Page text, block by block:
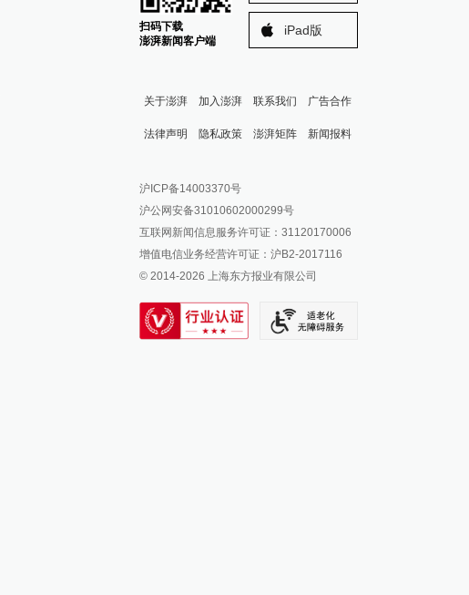
扫码下载
澎湃新闻客户端
iPad版
关于澎湃 加入澎湃 联系我们 广告合作
法律声明 隐私政策 澎湃矩阵
澎湃新闻公众号
澎湃新闻抖音号
派生万物开放平台
IP SHANGHAI
SIXTH TONE
新闻报料
报料邮箱: news@thepaper.cn
沪ICP备14003370号
沪公网安备31010602000299号
互联网新闻信息服务许可证：31120170006
增值电信业务经营许可证：沪B2-2017116
© 2014-2026 上海东方报业有限公司